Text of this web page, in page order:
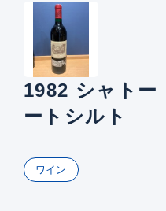
1982 シャトー
ートシルト
ワイン